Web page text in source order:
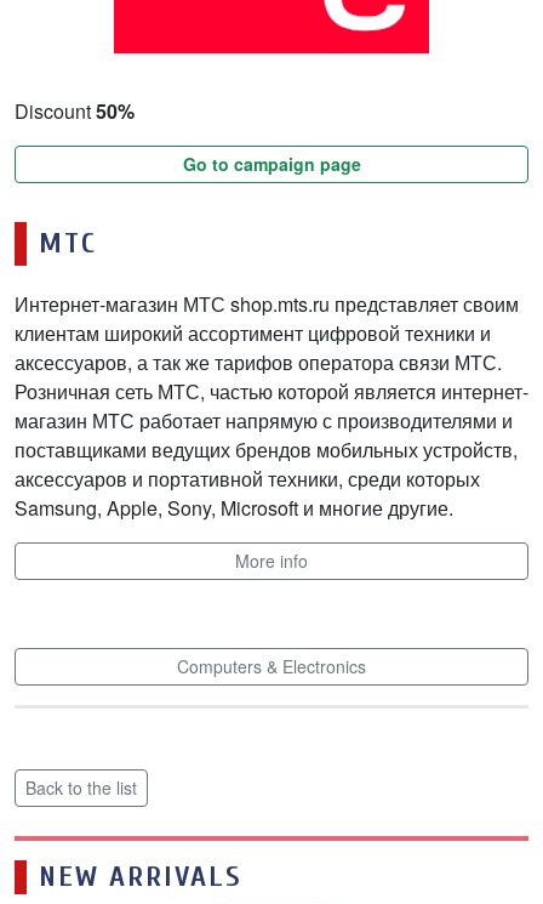
Discount50%
Go to campaign page
МТС
Интернет-магазин МТС shop.mts.ru представляет своим
клиентам широкий ассортимент цифровой техники и
аксессуаров, а так же тарифов оператора связи МТС.
Розничная сеть МТС, частью которой является интернет-
магазин МТС работает напрямую с производителями и
поставщиками ведущих брендов мобильных устройств,
аксессуаров и портативной техники, среди которых
Samsung, Apple, Sony, Microsoft и многие другие.
More info
Computers & Electronics
Back to the list
NEW ARRIVALS